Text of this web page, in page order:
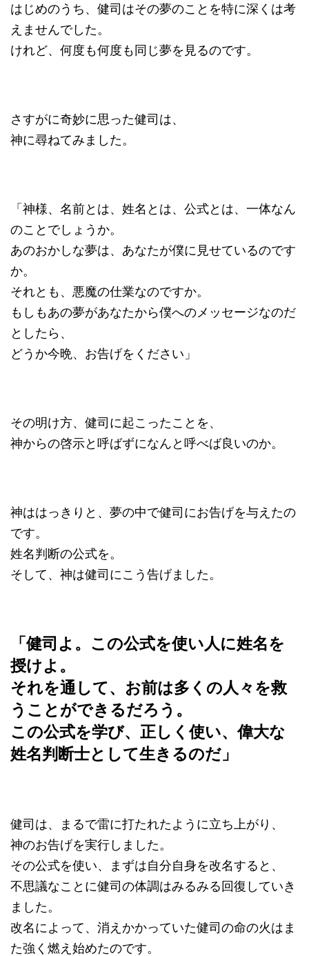
はじめのうち、健司はその夢のことを特に深くは考
えませんでした。
けれど、何度も何度も同じ夢を見るのです。
さすがに奇妙に思った健司は、
神に尋ねてみました。
「神様、名前とは、姓名とは、公式とは、一体なん
のことでしょうか。
あのおかしな夢は、あなたが僕に見せているのです
か。
それとも、悪魔の仕業なのですか。
もしもあの夢があなたから僕へのメッセージなのだ
としたら、
どうか今晩、お告げをください」
その明け方、健司に起こったことを、
神からの啓示と呼ばずになんと呼べば良いのか。
神ははっきりと、夢の中で健司にお告げを与えたの
です。
姓名判断の公式を。
そして、神は健司にこう告げました。
「健司よ。この公式を使い人に姓名を
授けよ。
それを通して、お前は多くの人々を救
うことができるだろう。
この公式を学び、正しく使い、偉大な
姓名判断士として生きるのだ」
健司は、まるで雷に打たれたように立ち上がり、
神のお告げを実行しました。
その公式を使い、まずは自分自身を改名すると、
不思議なことに健司の体調はみるみる回復していき
ました。
改名によって、消えかかっていた健司の命の火はま
た強く燃え始めたのです。